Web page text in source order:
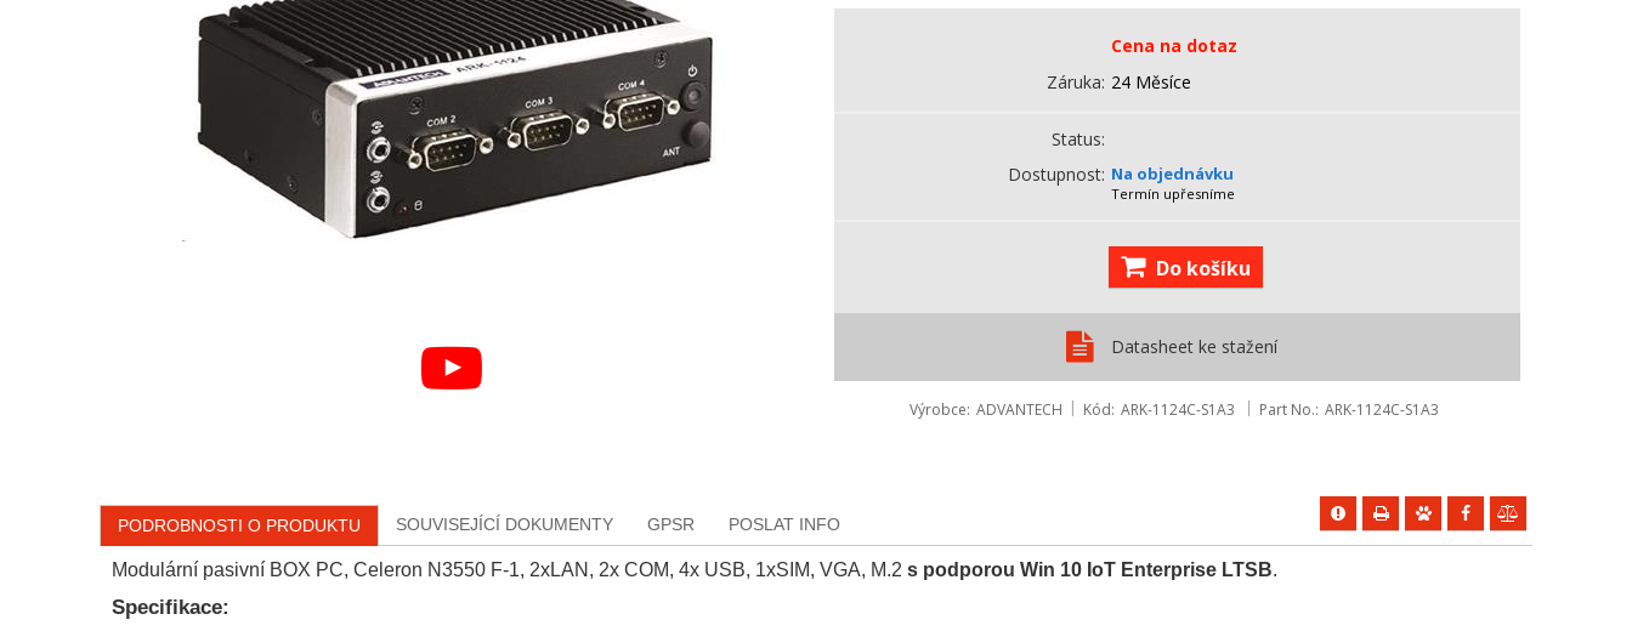
Cena na dotaz
Záruka 24 Měsíce
Status
Dostupnost Na objednávku
Termín upřesníme
Do košíku
Datasheet ke stažení
Výrobce ADVANTECH Kód ARK-1124C-S1A3 Part No. ARK-1124C-S1A3
PODROBNOSTI O PRODUKTU SOUVISEJÍCÍ DOKUMENTY GPSR POSLAT INFO
Modulární pasivní BOX PC, Celeron N3550 F-1, 2xLAN, 2x COM, 4x USB, 1xSIM, VGA, M.2 s podporou Win 10 IoT Enterprise LTSB.
Specifikace: